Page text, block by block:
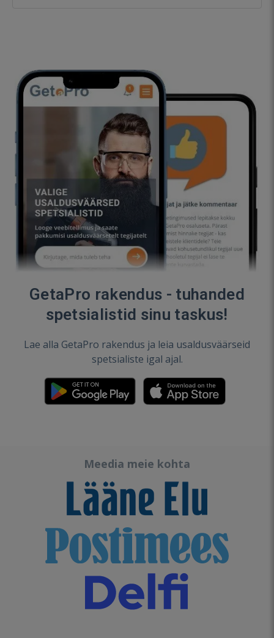
GetaPro rakendus - tuhanded
spetsialistid sinu taskus!
Lae alla GetaPro rakendus ja leia usaldusväärseid
spetsialiste igal ajal.
Meedia meie kohta